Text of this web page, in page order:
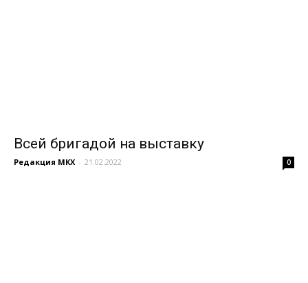
Всей бригадой на выставку
Редакция МКХ - 21.02.2022 0